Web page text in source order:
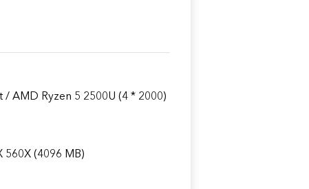
AMD Ryzen 5 2500U (4 * 2000)
560X (4096 MB)